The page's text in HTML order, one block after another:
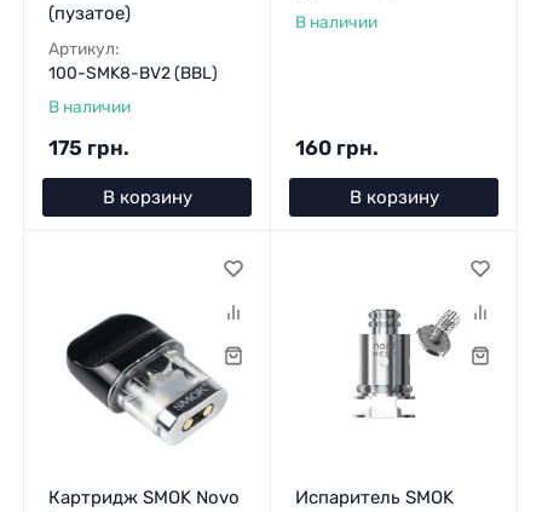
(пузатое)
Артикул:
100-SMK8-BV2 (BBL)
В наличии
175 грн.
В корзину
В наличии
160 грн.
В корзину
Картридж SMOK Novo
Испаритель SMOK